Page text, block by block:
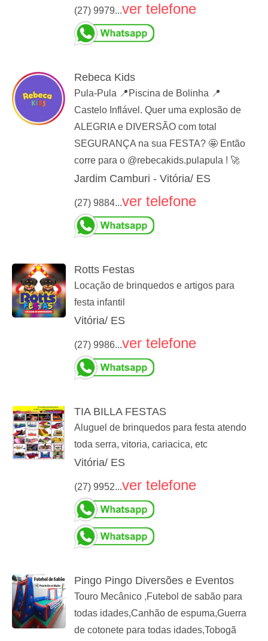
(27) 9979...ver telefone
Rebeca Kids
Pula-Pula 📍Piscina de Bolinha 📍
Castelo Inflável. Quer uma explosão de
ALEGRIA e DIVERSÃO com total
SEGURANÇA na sua FESTA? 🤩 Então
corre para o @rebecakids.pulapula ! 🚀
Jardim Camburi - Vitória/ ES
(27) 9884...ver telefone
Rotts Festas
Locação de brinquedos e artigos para
festa infantil
Vitória/ ES
(27) 9986...ver telefone
TIA BILLA FESTAS
Aluguel de brinquedos para festa atendo
toda serra, vitoria, cariacica, etc
Vitória/ ES
(27) 9952...ver telefone
Pingo Pingo Diversões e Eventos
Touro Mecânico ,Futebol de sabão para
todas idades,Canhão de espuma,Guerra
de cotonete para todas idades,Tobogã